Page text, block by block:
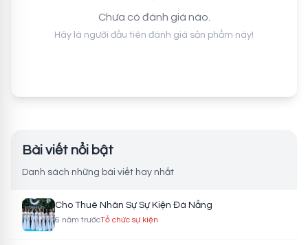
Chưa có đánh giá nào.
Hãy là người đầu tiên đánh giá sản phẩm này!
Bài viết nổi bật
Danh sách những bài viết hay nhất
Cho Thuê Nhân Sự Sự Kiện Đà Nẵng
6 năm trướcTổ chức sự kiện